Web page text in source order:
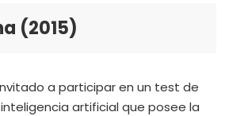
(2015)
a participar en un test de
inteligencia artificial que posee la